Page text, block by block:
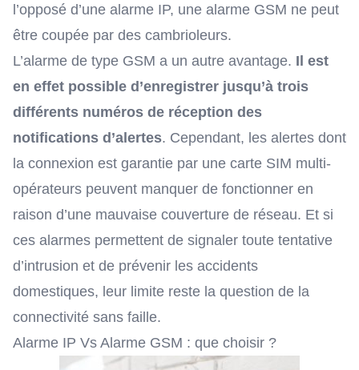
l’opposé d’une alarme IP, une alarme GSM ne peut
être coupée par des cambrioleurs.
L’alarme de type GSM a un autre avantage. Il est
en effet possible d’enregistrer jusqu’à trois
différents numéros de réception des
notifications d’alertes. Cependant, les alertes dont
la connexion est garantie par une carte SIM multi-
opérateurs peuvent manquer de fonctionner en
raison d’une mauvaise couverture de réseau. Et si
ces alarmes permettent de signaler toute tentative
d’intrusion et de prévenir les accidents
domestiques, leur limite reste la question de la
connectivité sans faille.
Alarme IP Vs Alarme GSM : que choisir ?